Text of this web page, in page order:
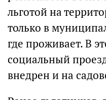
льготой на
только в
где проживает. В
социальный
внедрен и на